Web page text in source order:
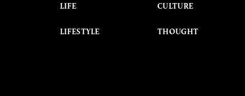
LIFE
LIFESTYLE
CULTURE
THOUGHT